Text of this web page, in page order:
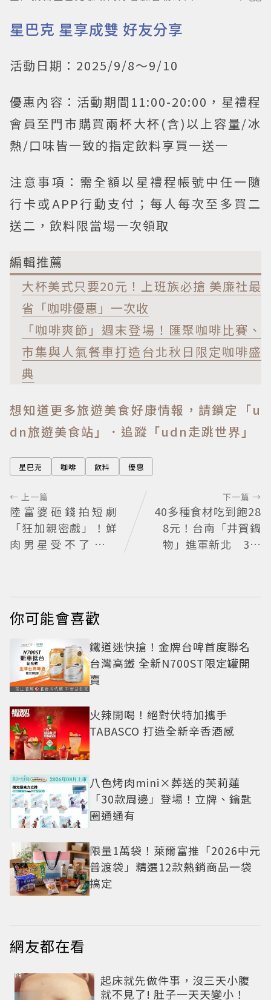
星巴克 星享成雙 好友分享
活動日期：2025/9/8～9/10
優惠內容：活動期間11:00-20:00，星禮程
會員至門市購買兩杯大杯(含)以上容量/冰
熱/口味皆一致的指定飲料享買一送一
注意事項：需全額以星禮程帳號中任一隨
行卡或APP行動支付；每人每次至多買二
送二，飲料限當場一次領取
編輯推薦
大杯美式只要20元！上班族必搶 美廉社最
省「咖啡優惠」一次收
「咖啡爽節」週末登場！匯聚咖啡比賽、
市集與人氣餐車打造台北秋日限定咖啡盛
典
想知道更多旅遊美食好康情報，請鎖定「u
dn旅遊美食站」
．追蹤「udn走跳世界」
星巴克 咖啡 飲料 優惠
← 上一篇
陸富婆砸錢拍短劇
「狂加親密戲」！鮮
肉男星受不了絕望
下一篇 →
40多種食材吃到飽28
8元！台南「井賀鍋
物」進軍新北 3人
你可能會喜歡
鐵道迷快搶！金牌台啤首度聯名
台灣高鐵 全新N700ST限定罐開
賣
火辣開喝！絕對伏特加攜手
TABASCO 打造全新辛香酒感
八色烤肉mini×葬送的芙莉蓮
「30款周邊」登場！立牌、鑰匙
圈通通有
限量1萬袋！萊爾富推「2026中元
普渡袋」精選12款熱銷商品一袋
搞定
網友都在看
起床就先做件事，沒三天小腹
就不見了! 肚子一天天變小！
PR